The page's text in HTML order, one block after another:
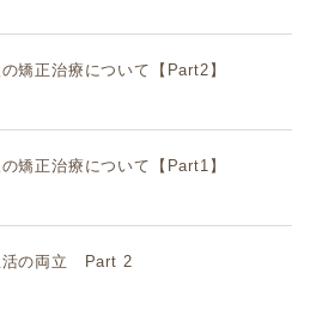
矯正治療について【Part2】
矯正治療について【Part1】
活の両立 Part 2